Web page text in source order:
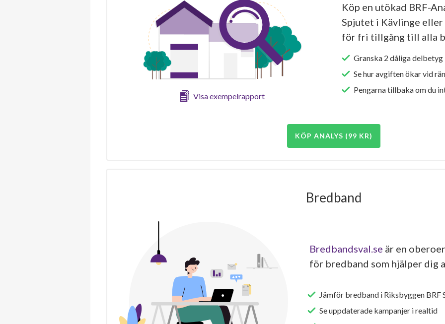
Visa exempelrapport
Köp en utökad BRF-
Spjutet i Kävlinge
för fri tillgång till alla
Granska 2 dåliga
Se hur avgiften ökar vid
Pengarna tillbaka om du
KÖP ANALYS (99 KR)
Bredband
Bredbandsval.se är en
för bredband som hjälper dig
Jämför bredband i Riksbyggen BRF
Se uppdaterade kampanjer i realtid